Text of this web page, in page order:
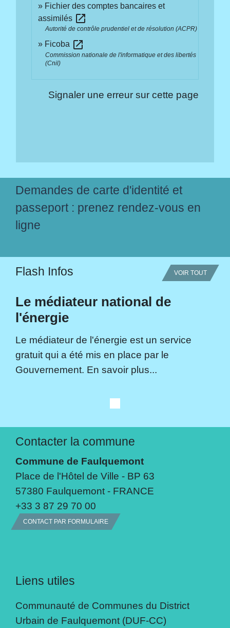
Fichier des comptes bancaires et
assimilés open_in_new
Autorité de contrôle prudentiel et de résolution (ACPR)
Ficoba open_in_new
Commission nationale de l'informatique et des libertés
(Cnil)
Signaler une erreur sur cette page
Demandes de carte d'identité et
passeport : prenez rendez-vous en
ligne
Flash Infos VOIR TOUT
Le médiateur national de
l'énergie
Le médiateur de l'énergie est un service
gratuit qui a été mis en place par le
Gouvernement. En savoir plus...
Contacter la commune
Commune de Faulquemont
Place de l'Hôtel de Ville - BP 63
57380 Faulquemont - FRANCE
+33 3 87 29 70 00
CONTACT PAR FORMULAIRE
Liens utiles
Communauté de Communes du District
Urbain de Faulquemont (DUF-CC)